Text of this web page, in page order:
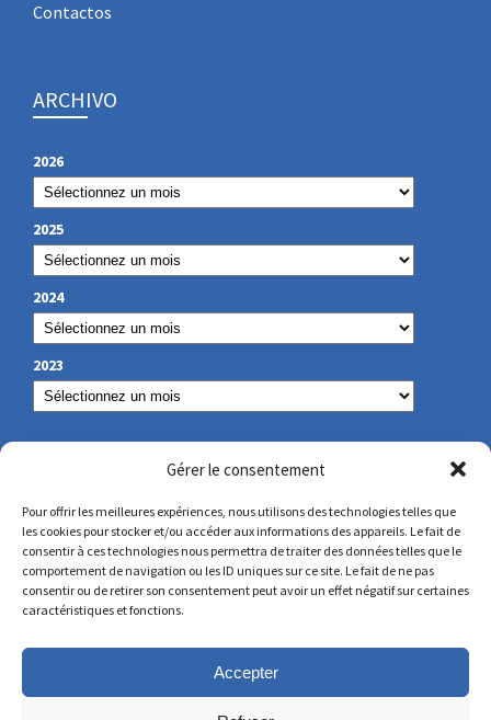
Gérer le consentement
Pour offrir les meilleures expériences, nous utilisons des technologies telles que
les cookies pour stocker et/ou accéder aux informations des appareils. Le fait de
consentir à ces technologies nous permettra de traiter des données telles que le
comportement de navigation ou les ID uniques sur ce site. Le fait de ne pas
consentir ou de retirer son consentement peut avoir un effet négatif sur certaines
caractéristiques et fonctions.
Accepter
Contactos
ARCHIVO
2026
2025
2024
2023
NUESTROS DATOS DE CONTACTO
secretariat@lamennais.org
protectionenfance@lamennais.org